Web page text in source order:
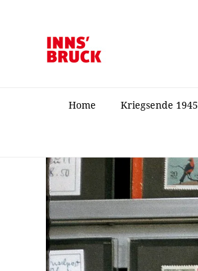
Home Kriegsende 1945